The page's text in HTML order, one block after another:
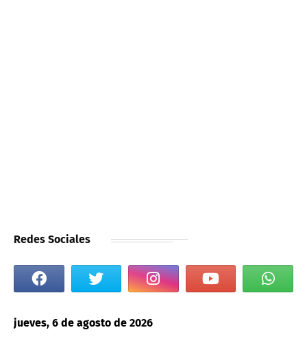
Redes Sociales
jueves, 6 de agosto de 2026